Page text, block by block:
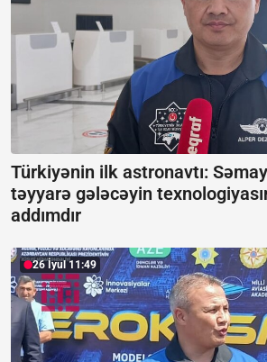
Türkiyənin ilk astronavtı:
təyyarə gələcəyin
addımdır
26 İyul 11:49